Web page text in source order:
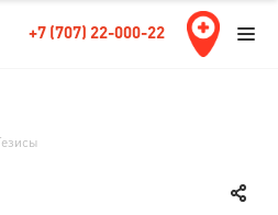
+7 (707) 22-000-22
Тезисы